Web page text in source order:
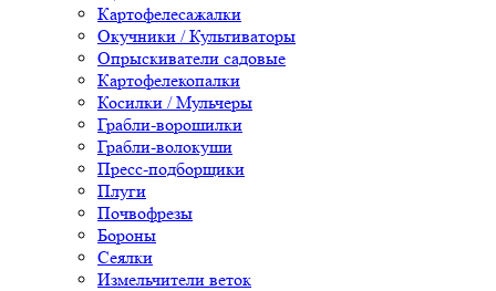
Картофелесажалки
Окучники / Культиваторы
Опрыскиватели садовые
Картофелекопалки
Косилки / Мульчеры
Грабли-ворошилки
Грабли-волокуши
Пресс-подборщики
Плуги
Почвофрезы
Бороны
Сеялки
Измельчители веток